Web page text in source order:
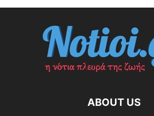
ABOUT US